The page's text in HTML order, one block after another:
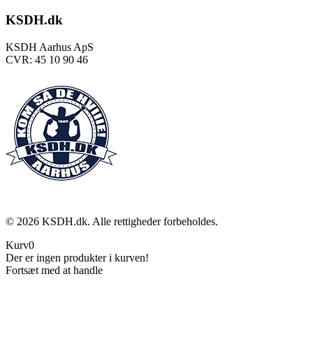
KSDH.dk
KSDH Aarhus ApS
CVR: 45 10 90 46
© 2026 KSDH.dk. Alle rettigheder forbeholdes.
Kurv0
Der er ingen produkter i kurven!
Fortsæt med at handle